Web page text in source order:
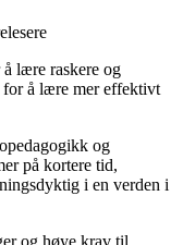
lære raskere og
for å lære mer effektivt
og
på kortere tid,
i en verden i
og høye krav til